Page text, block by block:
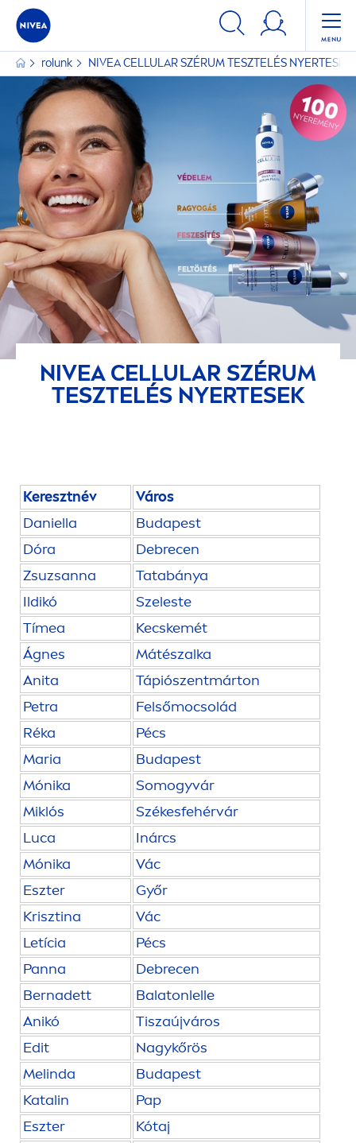
rolunk NIVEACELLULARSZÉRUM TESZTELÉS NYERTESEK
NIVEA CELLULAR SZÉRUM
TESZTELÉS NYERTESEK
Keresztnév
Város
Daniella
Budapest
Dóra
Debrecen
Zsuzsanna
Tatabánya
Ildikó
Szeleste
Tímea
Kecskemét
Ágnes
Mátészalka
Anita
Tápiószentmárton
Petra
Felsőmocsolád
Réka
Pécs
Maria
Budapest
Mónika
Somogyvár
Miklós
Székesfehérvár
Luca
Inárcs
Mónika
Vác
Eszter
Győr
Krisztina
Vác
Letícia
Pécs
Panna
Debrecen
Bernadett
Balatonlelle
Anikó
Tiszaújváros
Edit
Nagykőrös
Melinda
Budapest
Katalin
Pap
Eszter
Kótaj